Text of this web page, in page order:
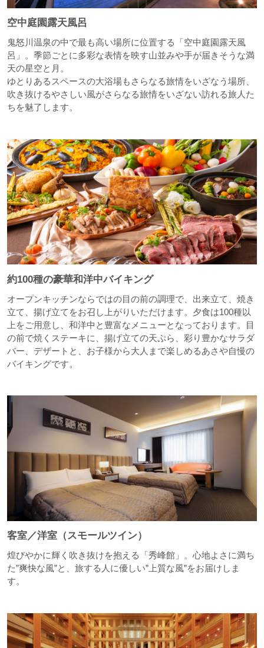
空中庭園露天風呂
鬼怒川温泉の中で最も高い場所に位置する「空中庭園露天風
呂」。季節ごとに多彩な表情を映す山並みや手が届きそうな満
天の星空と月。
ゆとりあるスペースの大浴場もさらなる旅情をいざなう場所、
吹き抜けるやさしい風がさらなる旅情をいざない訪れる旅人た
ちを魅了します。
約100種の豪華和洋中バイキング
オープンキッチンならではの目の前の調理で、出来立て、焼き
立て、揚げ立てをお召し上がりいただけます。夕食は100種以
上をご用意し、和洋中と豊富なメニューとなっております。目
の前で焼くステーキに、揚げ立ての天ぷら、彩り豊かなサラダ
バー、デザートと、お子様から大人まで楽しめるあさや自慢の
バイキングです。
客室／洋室（スモールツイン）
煌びやかに輝く吹き抜けを抱える「秀峰館」。心地よさに満ち
た”爽快な風”と、旅する人に優しい”上質な風”をお届けしま
す。